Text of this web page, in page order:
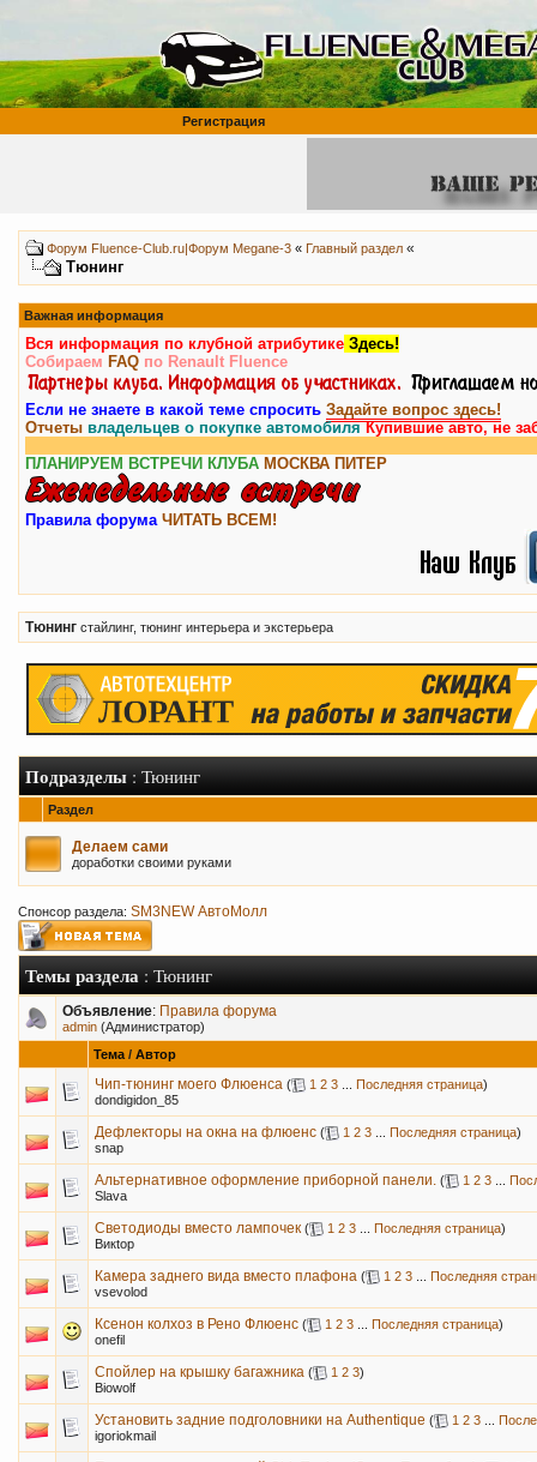
Регистрация
Форум Fluence-Club.ru|Форум Megane-3 « Главный раздел «
Тюнинг
Важная информация
Вся информация по клубной атрибутике Здесь!
Собираем FAQ по Renault Fluence
Если не знаете в какой теме спросить Задайте вопрос здесь!
Отчеты владельцев о покупке автомобиляКупившие авто, не
ПЛАНИРУЕМ ВСТРЕЧИ КЛУБА МОСКВА ПИТЕР
Правила форума ЧИТАТЬ ВСЕМ!
Тюнинг стайлинг, тюнинг интерьера и экстерьера
Подразделы: Тюнинг
Раздел
Делаем сами
доработки своими руками
Спонсор раздела: SM3NEW АвтоМолл
Темы раздела: Тюнинг
Объявление: Правила форума
admin (Администратор)
Тема / Автор
Чип-тюнинг моего Флюенса ( 1 2 3 Последняя страница)
dondigidon_85
Дефлекторы на окна на флюенс ( 1 2 3 Последняя страница)
snap
Альтернативное оформление приборной панели. ( 1 2 3
Slava
Светодиоды вместо лампочек ( 1 2 3 Последняя страница)
Викtор
Камера заднего вида вместо плафона ( 1 2 3
Последняя
vsevolod
Ксенон колхоз в Рено Флюенс ( 1 2 3 Последняя страница)
onefil
Спойлер на крышку багажника ( 1 2 3)
Biowolf
Установить задние подголовники на Authentique ( 1 2 3
igoriokmail